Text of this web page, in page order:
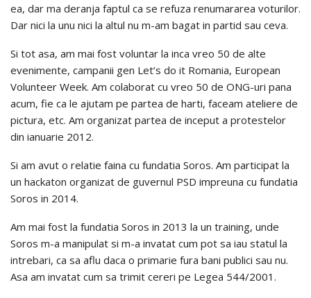
ea, dar ma deranja faptul ca se refuza renumararea voturilor.
Dar nici la unu nici la altul nu m-am bagat in partid sau ceva.
Si tot asa, am mai fost voluntar la inca vreo 50 de alte
evenimente, campanii gen Let’s do it Romania, European
Volunteer Week. Am colaborat cu vreo 50 de ONG-uri pana
acum, fie ca le ajutam pe partea de harti, faceam ateliere de
pictura, etc. Am organizat partea de inceput a protestelor
din ianuarie 2012.
Si am avut o relatie faina cu fundatia Soros. Am participat la
un hackaton organizat de guvernul PSD impreuna cu fundatia
Soros in 2014.
Am mai fost la fundatia Soros in 2013 la un training, unde
Soros m-a manipulat si m-a invatat cum pot sa iau statul la
intrebari, ca sa aflu daca o primarie fura bani publici sau nu.
Asa am invatat cum sa trimit cereri pe Legea 544/2001.